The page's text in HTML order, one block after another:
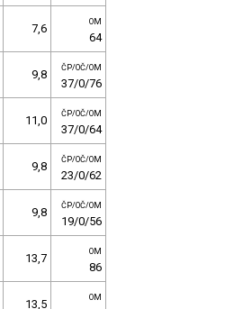
7,6 OM
64
9,8 ČP/OČ/OM
37/0/76
11,0 ČP/OČ/OM
37/0/64
9,8 ČP/OČ/OM
23/0/62
9,8 ČP/OČ/OM
19/0/56
13,7 OM
86
13,5 OM